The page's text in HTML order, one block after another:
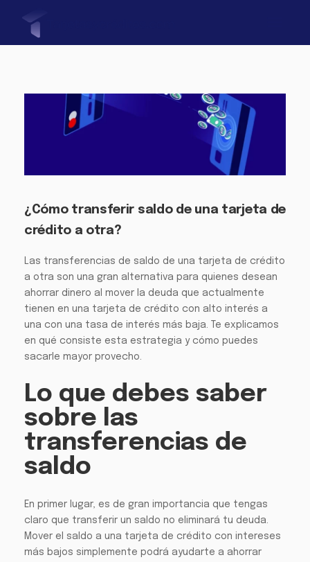
¿Cómo transferir saldo de una tarjeta de
crédito a otra?
Las transferencias de saldo de una tarjeta de crédito
a otra son una gran alternativa para quienes desean
ahorrar dinero al mover la deuda que actualmente
tienen en una tarjeta de crédito con alto interés a
una con una tasa de interés más baja. Te explicamos
en qué consiste esta estrategia y cómo puedes
sacarle mayor provecho.
Lo que debes saber
sobre las
transferencias de
saldo
En primer lugar, es de gran importancia que tengas
claro que transferir un saldo no eliminará tu deuda.
Mover el saldo a una tarjeta de crédito con intereses
más bajos simplemente podrá ayudarte a ahorrar